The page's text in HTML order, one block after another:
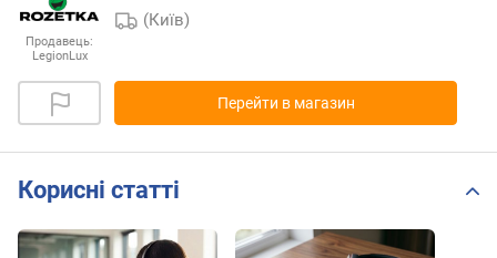
Продавець:
LegionLux
(Київ)
Перейти в магазин
Корисні статті